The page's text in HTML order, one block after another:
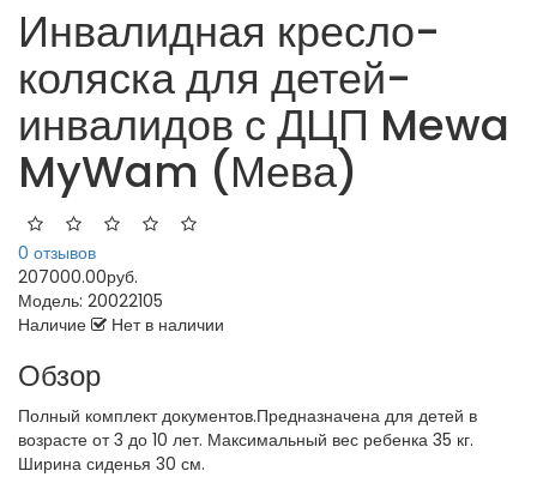
Инвалидная кресло-
коляска для детей-
инвалидов с ДЦП Mewa
MyWam (Мева)
0 отзывов
207000.00руб.
Модель: 20022105
Наличие
Нет в наличии
Обзор
Полный комплект документов.Предназначена для детей в
возрасте от 3 до 10 лет. Максимальный вес ребенка 35 кг.
Ширина сиденья 30 см.